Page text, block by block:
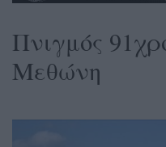
Πνιγμός
Μεθώνη